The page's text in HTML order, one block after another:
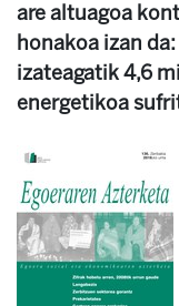
are altuagoa
honakoa izan
izateagatik 4,6
energetikoa